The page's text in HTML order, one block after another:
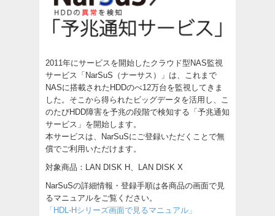
2011年にサービスを開始したクラウド型NAS監視
サービス「NarSuS（ナーサス）」は、これまで
NASに搭載されたHDDのべ12万台を監視してきま
した。そこから得られたビッグデータを活用し、こ
のたびHDD障害を予兆の段階で検知する「予兆通知
サービス」を開始します。
本サービスは、NarSuSにご登録いただくことで無
償でご利用いただけます。
対象商品：LAN DISK H、LAN DISK X
NarSuSの詳細情報・登録手順は各商品の画面で見
るマニュアルをご覧ください。
「HDL-Hシリーズ画面で見るマニュアル」